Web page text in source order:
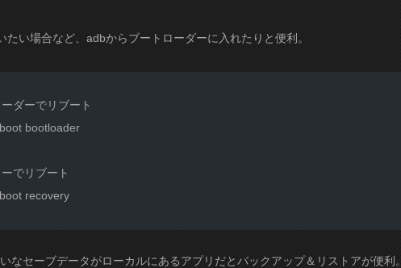
たい場合など、adbからブートローダーに入れたりと便利。
ダーでリブート
bootloader
でリブート
recovery
なセーブデータがローカルにあるアプリだとバックアップ＆リストアが便利。